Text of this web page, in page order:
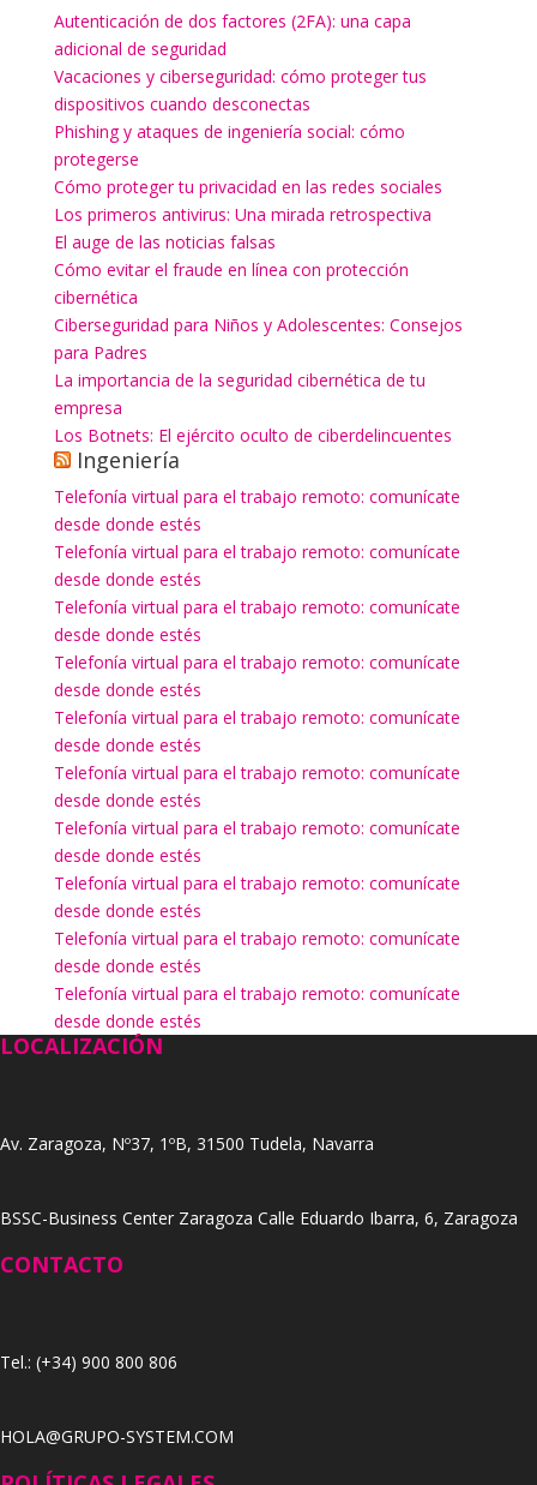
Autenticación de dos factores (2FA): una capa
adicional de seguridad
Vacaciones y ciberseguridad: cómo proteger tus
dispositivos cuando desconectas
Phishing y ataques de ingeniería social: cómo
protegerse
Cómo proteger tu privacidad en las redes sociales
Los primeros antivirus: Una mirada retrospectiva
El auge de las noticias falsas
Cómo evitar el fraude en línea con protección
cibernética
Ciberseguridad para Niños y Adolescentes: Consejos
para Padres
La importancia de la seguridad cibernética de tu
empresa
Los Botnets: El ejército oculto de ciberdelincuentes
Ingeniería
Telefonía virtual para el trabajo remoto: comunícate
desde donde estés
Telefonía virtual para el trabajo remoto: comunícate
desde donde estés
Telefonía virtual para el trabajo remoto: comunícate
desde donde estés
Telefonía virtual para el trabajo remoto: comunícate
desde donde estés
Telefonía virtual para el trabajo remoto: comunícate
desde donde estés
Telefonía virtual para el trabajo remoto: comunícate
desde donde estés
Telefonía virtual para el trabajo remoto: comunícate
desde donde estés
Telefonía virtual para el trabajo remoto: comunícate
desde donde estés
Telefonía virtual para el trabajo remoto: comunícate
desde donde estés
Telefonía virtual para el trabajo remoto: comunícate
desde donde estés
LOCALIZACIÓN
Av. Zaragoza, Nº37, 1ºB, 31500 Tudela, Navarra
BSSC-Business Center Zaragoza Calle Eduardo Ibarra, 6, Zaragoza
CONTACTO
Tel.: (+34) 900 800 806
HOLA@GRUPO-SYSTEM.COM